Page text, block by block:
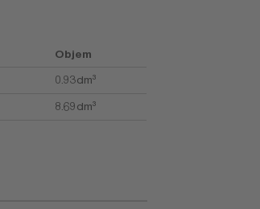
Objem
0.93dm³
8.69dm³